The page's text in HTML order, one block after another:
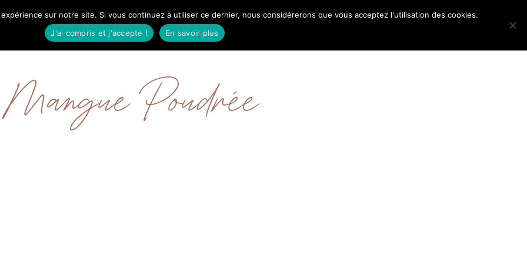
MODE VOYAGES
Mangue Poudrée
sur notre site. Si vous continuez à utiliser ce dernier, nous considérerons que vous acceptez l'utilisation des cookies.
J'ai compris et j'accepte !
En savoir plus